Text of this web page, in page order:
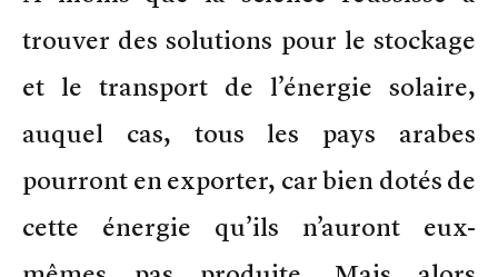
trouver des solutions pour le stockage
et le transport de l’énergie solaire,
auquel cas, tous les pays arabes
pourront en exporter, car bien dotés de
cette énergie qu’ils n’auront eux-